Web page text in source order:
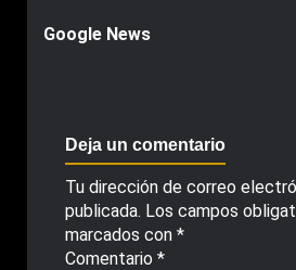
Google News
Deja un comentario
Tu dirección de correo
publicada. Los campos
marcados con *
Comentario *